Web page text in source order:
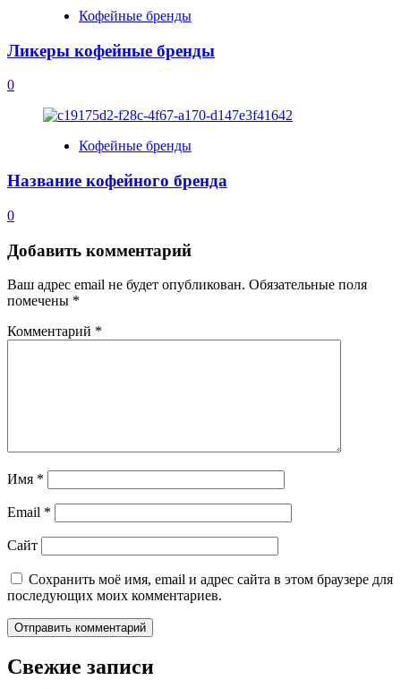
Кофейные бренды
Ликеры кофейные бренды
0
Кофейные бренды
Название кофейного бренда
0
Добавить комментарий
Ваш адрес email не будет опубликован. Обязательные поля
помечены *
Комментарий *
Имя *
Email *
Сайт
Сохранить моё имя, email и адрес сайта в этом браузере для
последующих моих комментариев.
Свежие записи